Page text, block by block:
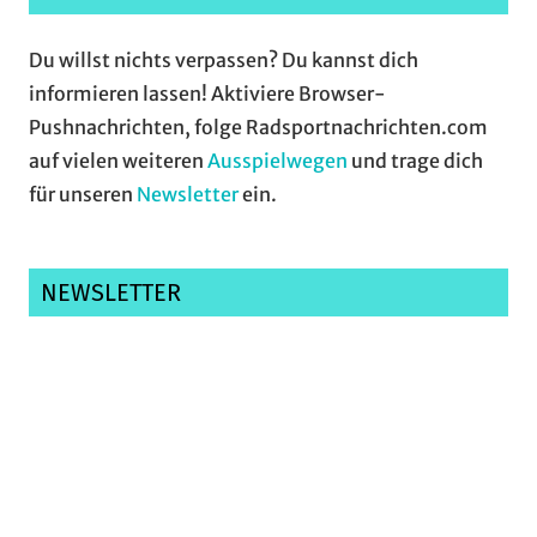
Du willst nichts verpassen? Du kannst dich
informieren lassen! Aktiviere Browser-
Pushnachrichten, folge Radsportnachrichten.com
auf vielen weiteren Ausspielwegen und trage dich
für unseren Newsletterein.
NEWSLETTER